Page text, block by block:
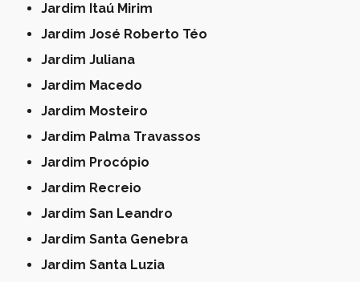
Jardim Itaú Mirim
Jardim José Roberto Téo
Jardim Juliana
Jardim Macedo
Jardim Mosteiro
Jardim Palma Travassos
Jardim Procópio
Jardim Recreio
Jardim San Leandro
Jardim Santa Genebra
Jardim Santa Luzia